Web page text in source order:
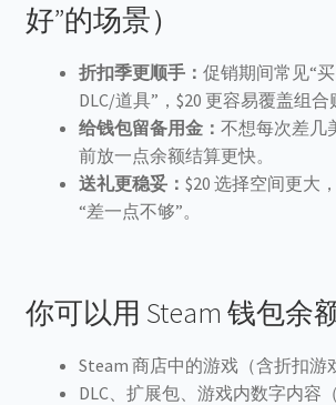
好”的场景）
折扣季更顺手： 促销期间常见“
DLC/道具”，$20 更容易覆盖组合
给钱包留备用金： 不想每次差几
前放一点余额结算更快。
送礼更稳妥： $20 选择空间更大
“差一点不够”。
你可以用 Steam 钱包余
Steam 商店中的游戏（含折扣游
DLC、扩展包、游戏内数字内容